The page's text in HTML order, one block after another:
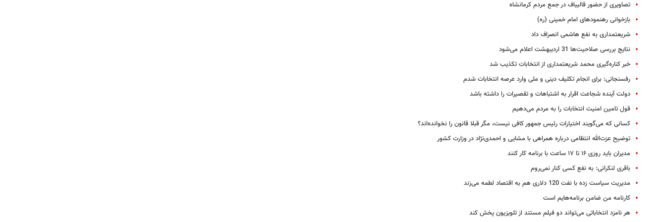
تصاویری از حضور قالیباف در جمع مردم کرمانشاه
بازخوانی رهنمودهای امام خمینی (ره)
شریعتمداری به نفع هاشمی انصراف داد
نتایج بررسی صلاحیت‌ها 31 اردیبهشت اعلام می‌شود
خبر کناره‌گیری محمد شریعتمداری از انتخابات تکذیب شد
رفسنجانی: برای انجام تکلیف دینی و ملی وارد عرصه انتخابات شدم
دولت آینده شجاعت اقرار به اشتباهات و تقصیرات را داشته باشد
قول تامین امنیت انتخابات را به مردم می‌دهیم
کسانی که می‌گویند اختیارات رئیس جمهور کافی نیست، مگر قبلا قانون را نخوانده‌اند؟
توضیح عزت‌الله انتظامی درباره همراهی با مشایی و احمدی‌نژاد در وزارت کشور
مدیران باید روزی ۱۶ تا ۱۷ ساعت با برنامه کار کنند
باقری لنکرانی: به نفع کسی کنار نمی‌روم
مدیریت سیاست زده با نفت 120 دلاری هم به اقتصاد لطمه می‌زند
کارنامه من ضامن برنامه‌هایم است
هر نامزد انتخاباتی می‌تواند دو فیلم مستند از تلویزیون پخش کند